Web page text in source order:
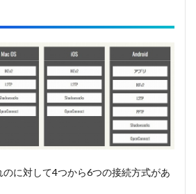
のに対して4つから6つの接続方式があ